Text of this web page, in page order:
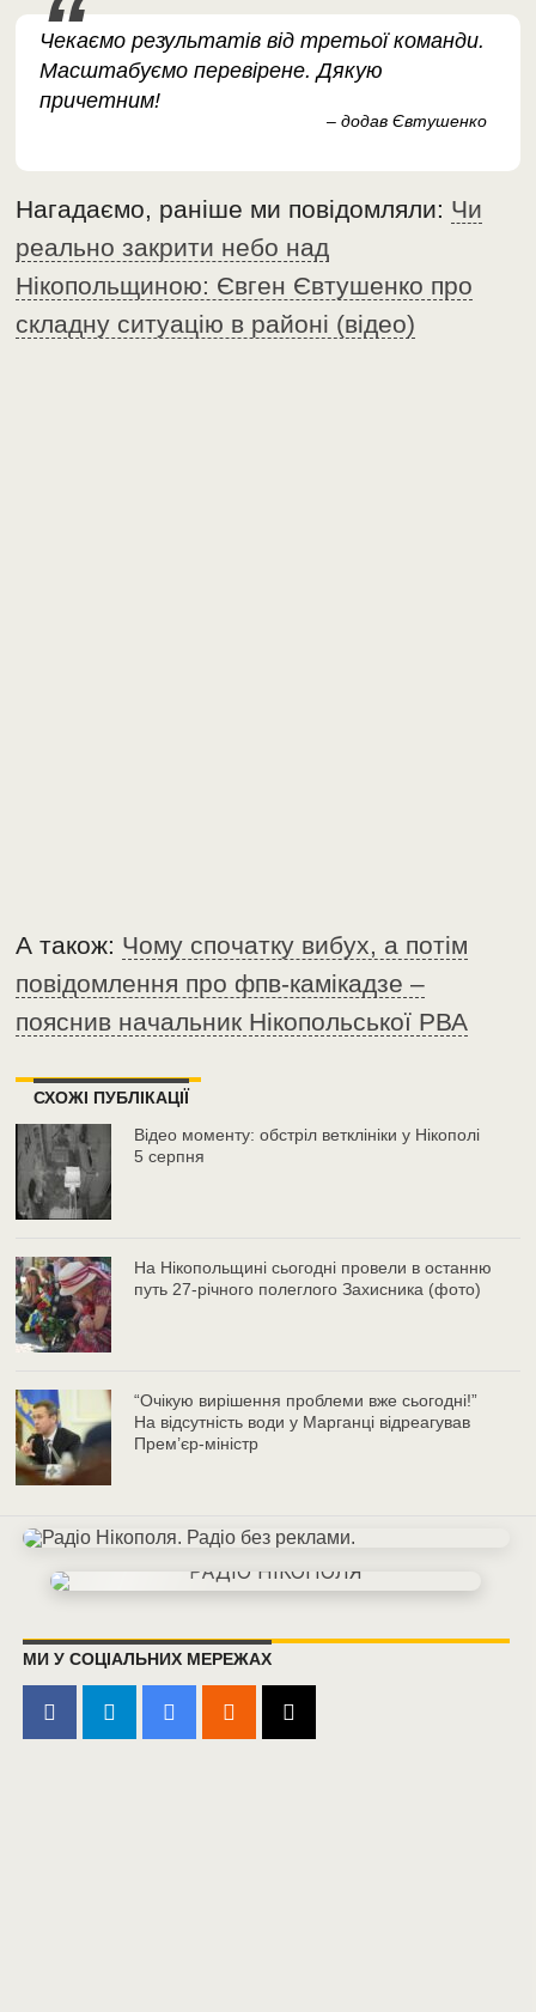
Чекаємо результатів від третьої команди.
Масштабуємо перевірене. Дякую
причетним!
– додав Євтушенко
Нагадаємо, раніше ми повідомляли: Чи
реально закрити небо над
Нікопольщиною: Євген Євтушенко про
складну ситуацію в районі (відео)
А також: Чому спочатку вибух, а потім
повідомлення про фпв-камікадзе –
пояснив начальник Нікопольської РВА
СХОЖІ ПУБЛІКАЦІЇ
Відео моменту: обстріл ветклініки у Нікополі
5 серпня
На Нікопольщині сьогодні провели в останню
путь 27-річного полеглого Захисника (фото)
“Очікую вирішення проблеми вже сьогодні!”
На відсутність води у Марганці відреагував
Прем’єр-міністр
МИ У СОЦІАЛЬНИХ МЕРЕЖАХ